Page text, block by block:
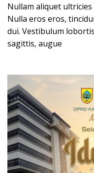
Nullam aliquet
Nulla eros eros,
dui. Vestibulum
sagittis, augue